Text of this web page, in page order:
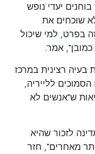
יעדי נופש
שוכחים את
בפרט, למי שיכול
אמר.
בעיה רצינית במרכז
ללייריה,
ש"אנשים לא
לזכור שהיא
מאחרים", חזר